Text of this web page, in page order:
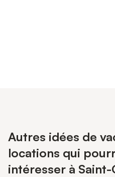
Autres idées de
locations qui
intéresser à